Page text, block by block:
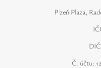
Plzeň Plaza,
Č. účtu: